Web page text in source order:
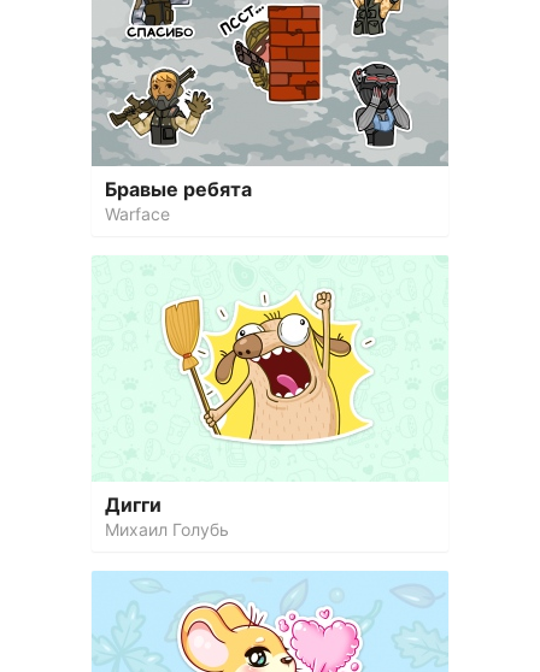
Бравые ребята
Warface
Дигги
Михаил Голубь